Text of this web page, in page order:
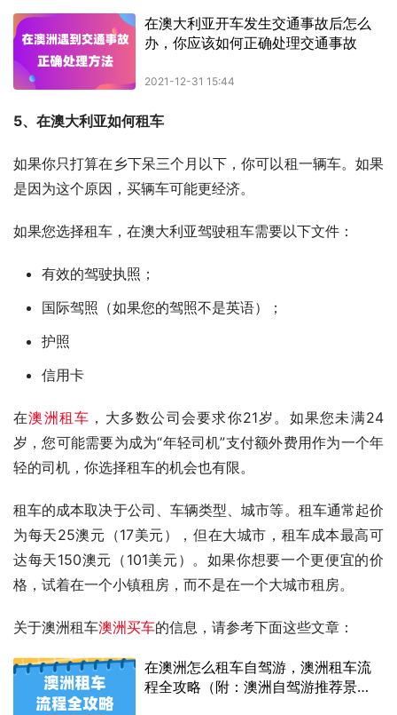
5、在澳大利亚如何租车
如果你只打算在乡下呆三个月以下，你可以租一辆车。如果
是因为这个原因，买辆车可能更经济。
如果您选择租车，在澳大利亚驾驶租车需要以下文件：
有效的驾驶执照；
国际驾照（如果您的驾照不是英语）；
护照
信用卡
在澳洲租车 ，大多数公司会要求你21岁。如果您未满24
岁，您可能需要为成为“年轻司机”支付额外费用作为一个年
轻的司机，你选择租车的机会也有限。
租车的成本取决于公司、车辆类型、城市等。租车通常起价
为每天25澳元（17美元），但在大城市，租车成本最高可
达每天150澳元（101美元）。如果你想要一个更便宜的价
格，试着在一个小镇租房，而不是在一个大城市租房。
关于澳洲租车澳洲买车的信息，请参考下面这些文章：